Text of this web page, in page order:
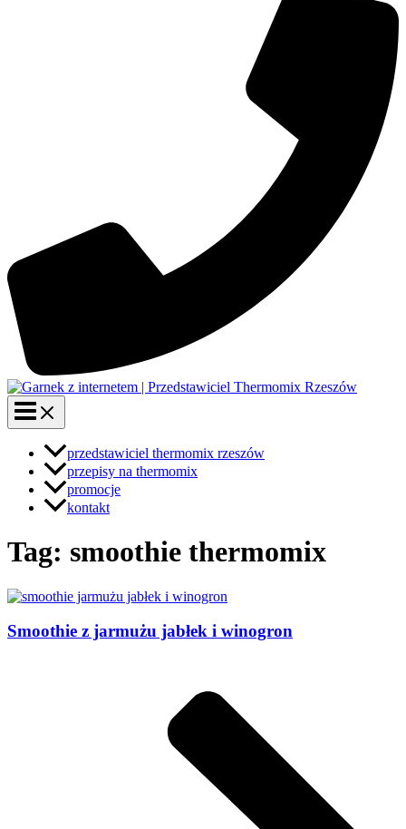
przedstawiciel thermomix rzeszów
przepisy na thermomix
promocje
kontakt
Tag: smoothie thermomix
Smoothie z jarmużu jabłek i winogron